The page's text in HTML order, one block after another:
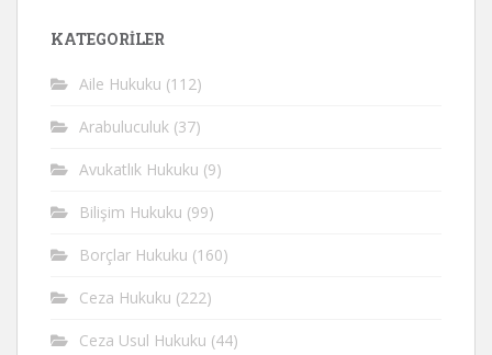
KATEGORİLER
Aile Hukuku (112)
Arabuluculuk (37)
Avukatlık Hukuku (9)
Bilişim Hukuku (99)
Borçlar Hukuku (160)
Ceza Hukuku (222)
Ceza Usul Hukuku (44)